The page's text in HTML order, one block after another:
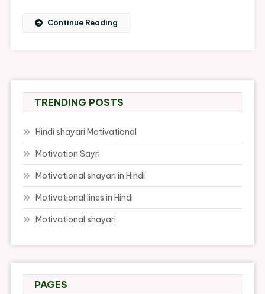
Continue Reading
TRENDING POSTS
Hindi shayari Motivational
Motivation Sayri
Motivational shayari in Hindi
Motivational lines in Hindi
Motivational shayari
PAGES